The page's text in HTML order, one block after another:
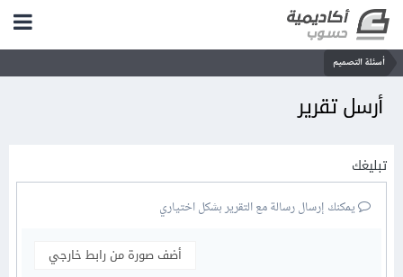
أسئلة التصميم
أرسل تقرير
تبليغك
يمكنك إرسال رسالة مع التقرير بشكل اختياري
أضف صورة من رابط خارجي